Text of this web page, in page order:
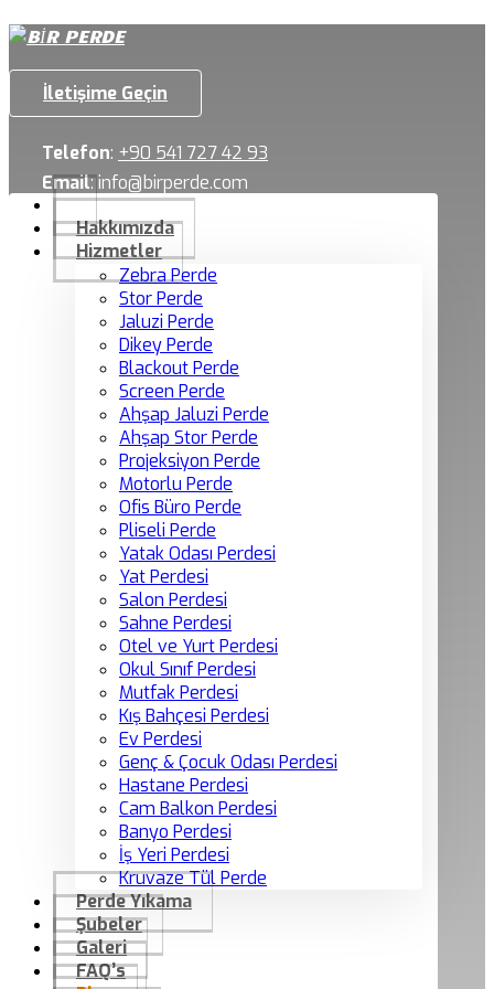
İletişime Geçin
Telefon: +90 541 727 42 93
Email:info@birperde.com
Hakkımızda
Hizmetler
Zebra Perde
Stor Perde
Jaluzi Perde
Dikey Perde
Blackout Perde
Screen Perde
Ahşap Jaluzi Perde
Ahşap Stor Perde
Projeksiyon Perde
Motorlu Perde
Ofis Büro Perde
Pliseli Perde
Yatak Odası Perdesi
Yat Perdesi
Salon Perdesi
Sahne Perdesi
Otel ve Yurt Perdesi
Okul Sınıf Perdesi
Mutfak Perdesi
Kış Bahçesi Perdesi
Ev Perdesi
Genç & Çocuk Odası Perdesi
Hastane Perdesi
Cam Balkon Perdesi
Banyo Perdesi
İş Yeri Perdesi
Kruvaze Tül Perde
Perde Yıkama
Şubeler
Galeri
FAQ’s